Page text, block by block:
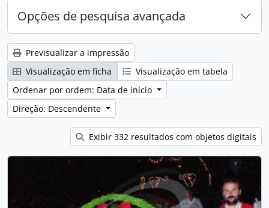
Opções de pesquisa avançada
Previsualizar a impressão
Visualização em ficha
Visualização em tabela
Ordenar por ordem: Data de início
Direção: Descendente
Exibir 332 resultados com objetos digitais